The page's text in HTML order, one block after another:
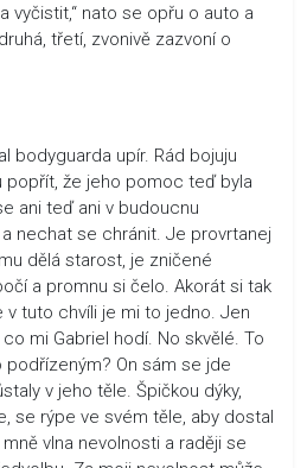
vyčistit,“ nato se opřu o auto a
třetí, zvonivě zazvoní o
bodyguarda upír. Rád bojuju
popřít, že jeho pomoc teď byla
ani teď ani v budoucnu
nechat se chránit. Je provrtanej
dělá starost, je zničené
a promnu si čelo. Akorát si tak
v tuto chvíli je mi to jedno. Jen
mi Gabriel hodí. No skvělé. To
On sám se jde
v jeho těle. Špičkou dýky,
se rýpe ve svém těle, aby dostal
vlna nevolnosti a raději se